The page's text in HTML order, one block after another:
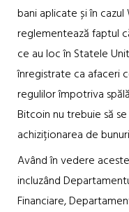
bani aplicate și în cazul
reglementează faptul
ce au loc în Statele
înregistrate ca afaceri
regulilor împotriva
Bitcoin nu trebuie să
achiziționarea de
Având în vedere
incluzând
Financiare,